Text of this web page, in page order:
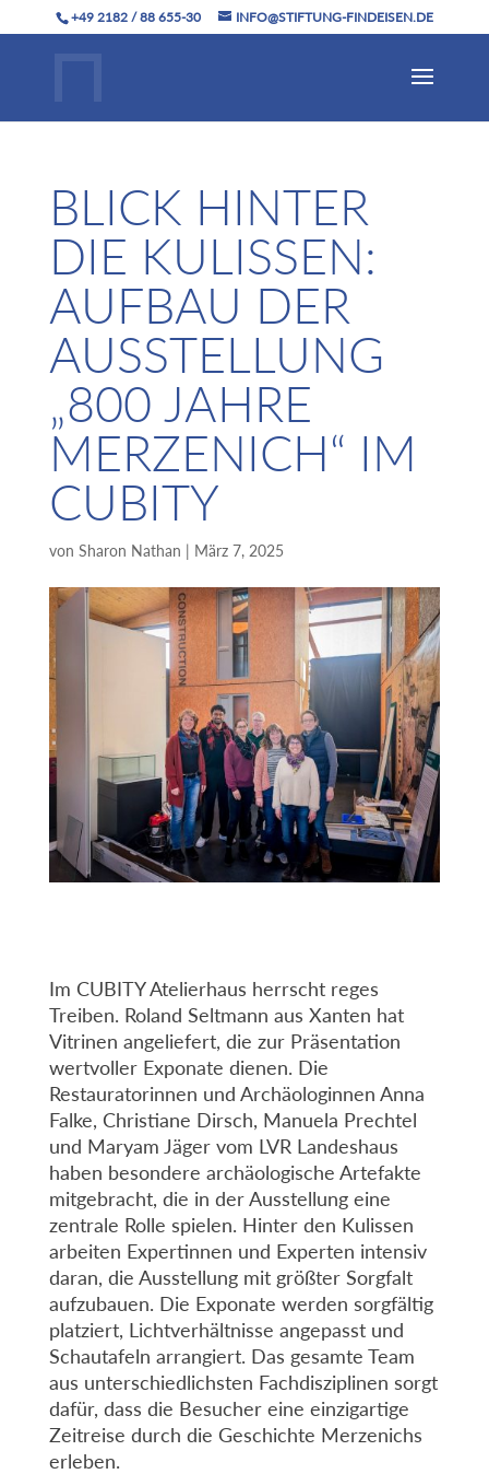
+49 2182 / 88 655-30 INFO@STIFTUNG-FINDEISEN.DE
BLICK HINTER
DIE KULISSEN:
AUFBAU DER
AUSSTELLUNG
„800 JAHRE
MERZENICH“ IM
CUBITY
von Sharon Nathan | März 7, 2025
Im CUBITY Atelierhaus herrscht reges
Treiben. Roland Seltmann aus Xanten hat
Vitrinen angeliefert, die zur Präsentation
wertvoller Exponate dienen. Die
Restauratorinnen und Archäologinnen Anna
Falke, Christiane Dirsch, Manuela Prechtel
und Maryam Jäger vom LVR Landeshaus
haben besondere archäologische Artefakte
mitgebracht, die in der Ausstellung eine
zentrale Rolle spielen. Hinter den Kulissen
arbeiten Expertinnen und Experten intensiv
daran, die Ausstellung mit größter Sorgfalt
aufzubauen. Die Exponate werden sorgfältig
platziert, Lichtverhältnisse angepasst und
Schautafeln arrangiert. Das gesamte Team
aus unterschiedlichsten Fachdisziplinen sorgt
dafür, dass die Besucher eine einzigartige
Zeitreise durch die Geschichte Merzenichs
erleben.